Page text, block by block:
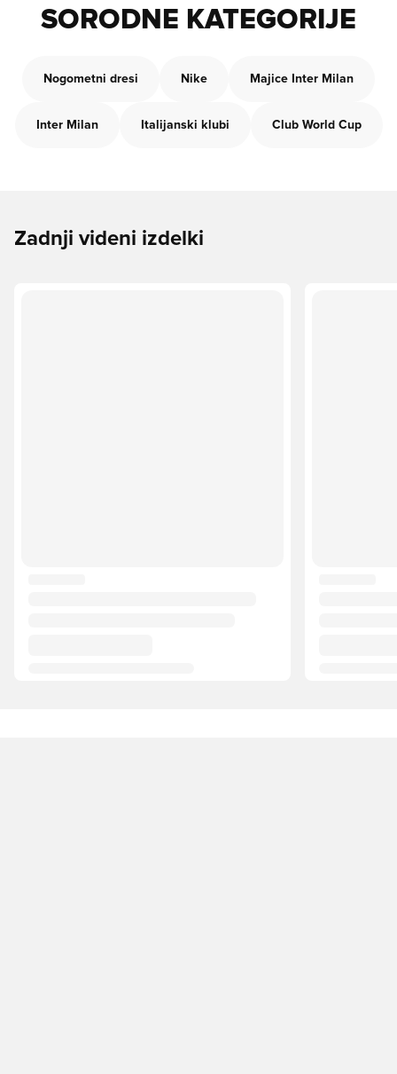
SORODNE KATEGORIJE
Nogometni dresi Nike Majice Inter Milan
Inter Milan Italijanski klubi Club World Cup
Zadnji videni izdelki